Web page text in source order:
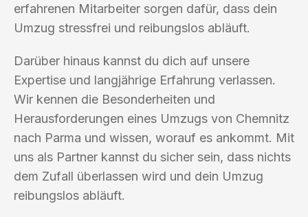
erfahrenen Mitarbeiter sorgen dafür, dass dein
Umzug stressfrei und reibungslos abläuft.
Darüber hinaus kannst du dich auf unsere
Expertise und langjährige Erfahrung verlassen.
Wir kennen die Besonderheiten und
Herausforderungen eines Umzugs von Chemnitz
nach Parma und wissen, worauf es ankommt. Mit
uns als Partner kannst du sicher sein, dass nichts
dem Zufall überlassen wird und dein Umzug
reibungslos abläuft.